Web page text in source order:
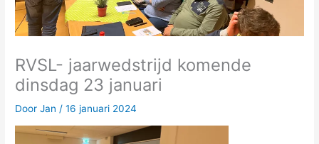
RVSL- jaarwedstrijd komende
dinsdag 23 januari
DoorJan /16 januari 2024